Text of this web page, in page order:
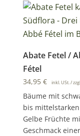
Abate Fetel /
Fétel
34,95 € inkl. USt. /
Bäume mit
bis
Gelbe Früchte
Geschmack